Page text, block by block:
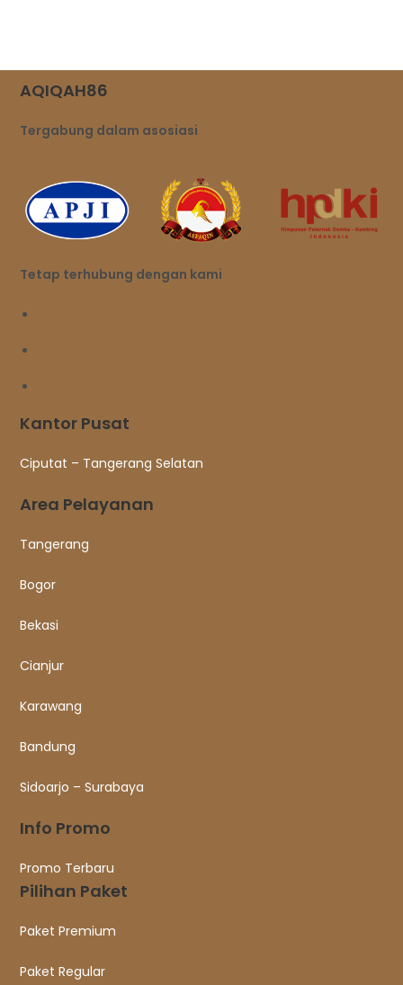
AQIQAH86
Tergabung dalam asosiasi
Tetap terhubung dengan kami
Kantor Pusat
Ciputat – Tangerang Selatan
Area Pelayanan
Tangerang
Bogor
Bekasi
Cianjur
Karawang
Bandung
Sidoarjo – Surabaya
Info Promo
Promo Terbaru
Pilihan Paket
Paket Premium
Paket Regular